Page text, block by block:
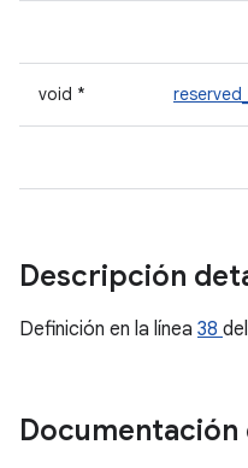
void *
Descripción
Definición en la línea 38
Documentación